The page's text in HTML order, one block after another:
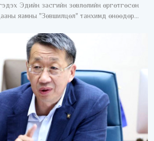
Эдийн засгийн зөвлөлийн өргөтгөсөн
яамны "Зөвшилцөл" танхимд өнөөдөр